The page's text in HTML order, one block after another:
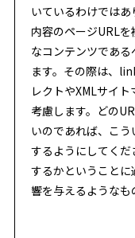
いているわけでは
内容のページURL
なコンテンツであ
ます。その際は、
レクトやXMLサイ
考慮します。どの
いのであれば、こ
するようにしてく
するかということ
響を与えるようなも